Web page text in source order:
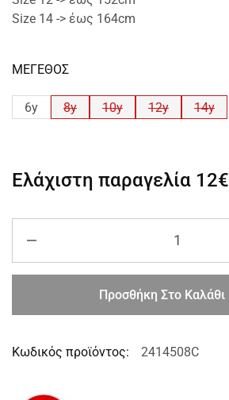
Size 14 -> έως 164cm
ΜΕΓΕΘΟΣ
6y 8y 10y 12y 14y
Ελάχιστη παραγελία 12€
Προσθήκη Στο Καλάθι
Κωδικός προϊόντος: 2414508C